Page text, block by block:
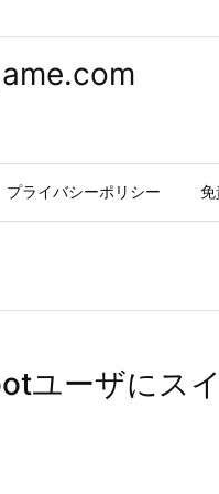
プライバシーポリシー 免
ユーザにス